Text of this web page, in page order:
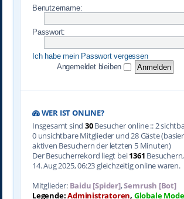
Benutzername:
Passwort:
Ich habe mein Passwort vergessen
Angemeldet bleiben
WER IST ONLINE?
Insgesamt sind 30Besucher online :: 2
0 unsichtbare Mitglieder und 28 Gäste
aktiven Besuchern der letzten 5 Minuten)
Der Besucherrekord liegt bei1361
14. Aug 2025, 06:23 gleichzeitig online waren.
Mitglieder: Baidu [Spider],Semrush [Bot]
Legende:Administratoren, Globale